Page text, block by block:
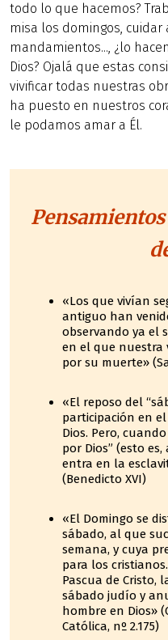
todo lo que hacemos?
misa los domingos,
mandamientos..., ¿lo
Dios? Ojalá que estas
vivificar todas nuestras
ha puesto en nuestros
le podamos amar a Él.
«Los que vivían
antiguo han
observando ya el
en el que nuestra
por su muerte»
«El reposo del
participación en
Dios. Pero,
por Dios” (esto
entra en la
(Benedicto XVI)
«El Domingo se
sábado, al que
semana, y cuya
para los
Pascua de Cristo,
sábado judío y
hombre en Dios»
Católica, nº 2.175)